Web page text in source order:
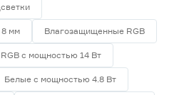
8 мм Влагозащищенные RGB
RGB с мощностью 14 Вт
Белые с мощностью 4.8 Вт